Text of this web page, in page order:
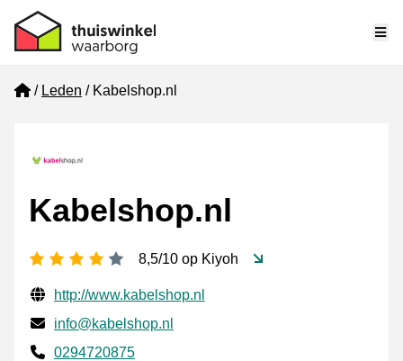
Home
Leden Kabelshop.nl
Kabelshop.nl
4 sterren
8,5/10 op Kiyoh
Gecontroleerde contactgegevens
Website URL
http://www.kabelshop.nl
E-mail
info@kabelshop.nl
Telefoonnummer
0294720875